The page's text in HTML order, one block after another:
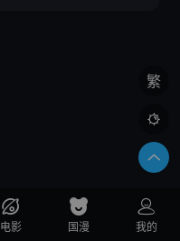
繁

电影 国漫 我的